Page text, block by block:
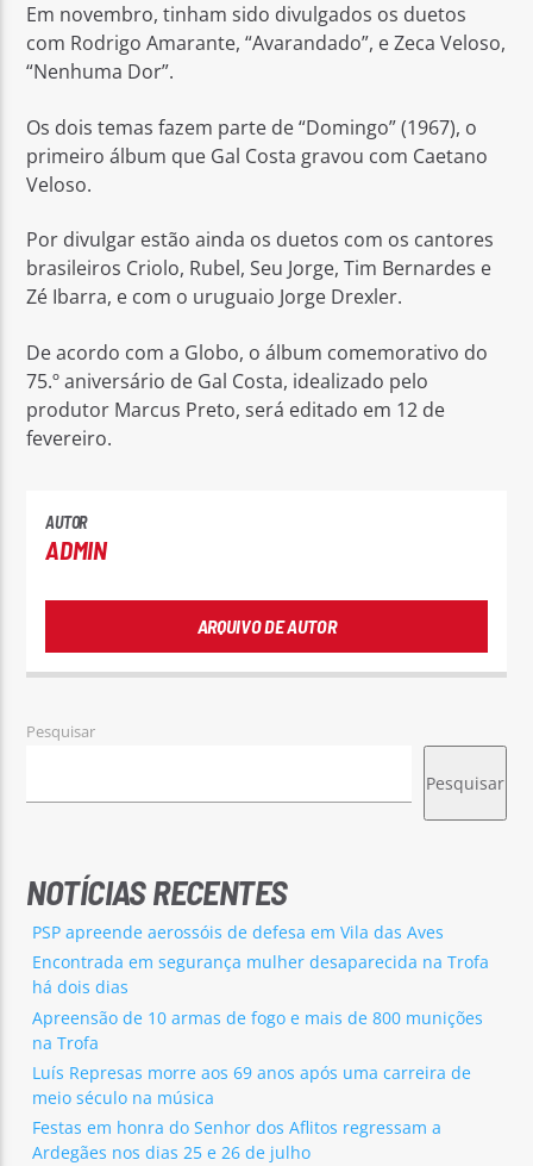
Em novembro, tinham sido divulgados os duetos
com Rodrigo Amarante, “Avarandado”, e Zeca Veloso,
“Nenhuma Dor”.
Os dois temas fazem parte de “Domingo” (1967), o
primeiro álbum que Gal Costa gravou com Caetano
Veloso.
Por divulgar estão ainda os duetos com os cantores
brasileiros Criolo, Rubel, Seu Jorge, Tim Bernardes e
Zé Ibarra, e com o uruguaio Jorge Drexler.
De acordo com a Globo, o álbum comemorativo do
75.º aniversário de Gal Costa, idealizado pelo
produtor Marcus Preto, será editado em 12 de
fevereiro.
AUTOR
ADMIN
ARQUIVO DE AUTOR
Pesquisar
Pesquisar
NOTÍCIAS RECENTES
PSP apreende aerossóis de defesa em Vila das Aves
Encontrada em segurança mulher desaparecida na Trofa
há dois dias
Apreensão de 10 armas de fogo e mais de 800 munições
na Trofa
Luís Represas morre aos 69 anos após uma carreira de
meio século na música
Festas em honra do Senhor dos Aflitos regressam a
Ardegães nos dias 25 e 26 de julho